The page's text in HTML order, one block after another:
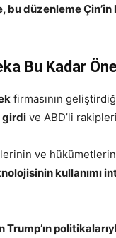
bu düzenleme
Bu Kadar
firmasının
girdi ve ABD’li
ve
kullanımı